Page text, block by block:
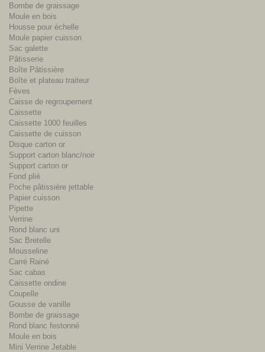
Bombe de graissage
Moule en bois
Housse pour échelle
Moule papier cuisson
Sac galette
Pâtisserie
Boîte Pâtissière
Boîte et plateau traiteur
Fèves
Caisse de regroupement
Caissette
Caissette 1000 feuilles
Caissette de cuisson
Disque carton or
Support carton blanc/noir
Support carton or
Fond plié
Poche pâtissière jettable
Papier cuisson
Pipette
Verrine
Rond blanc uni
Sac Bretelle
Mousseline
Carré Rainé
Sac cabas
Caissette ondine
Coupelle
Gousse de vanille
Bombe de graissage
Rond blanc festonné
Moule en bois
Mini Verrine Jetable